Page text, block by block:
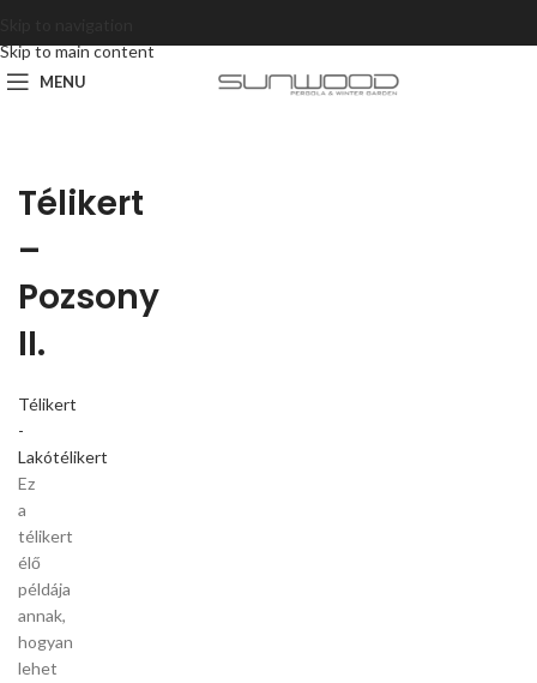
Skip to main content
MENU
Télikert
–
Pozsony
II.
Télikert
-
Lakótélikert
Ez
a
télikert
élő
példája
annak,
hogyan
lehet